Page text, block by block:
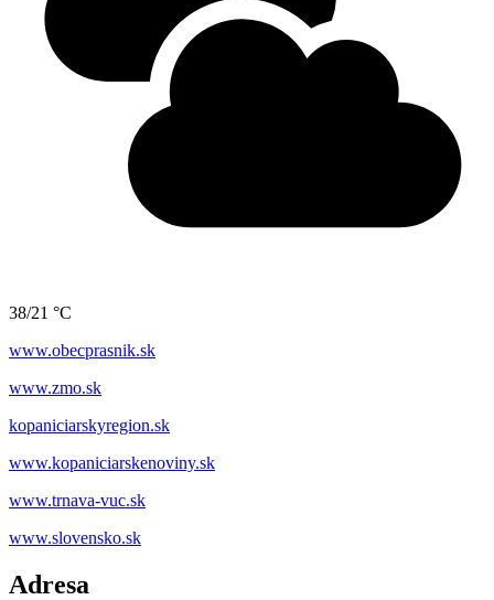
38/21 °C
www.obecprasnik.sk
www.zmo.sk
kopaniciarskyregion.sk
www.kopaniciarskenoviny.sk
www.trnava-vuc.sk
www.slovensko.sk
Adresa